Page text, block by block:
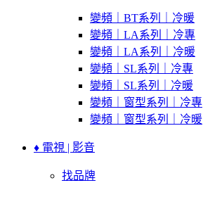
變頻｜BT系列｜冷暖
變頻｜LA系列｜冷專
變頻｜LA系列｜冷暖
變頻｜SL系列｜冷專
變頻｜SL系列｜冷暖
變頻｜窗型系列｜冷專
變頻｜窗型系列｜冷暖
♦ 電視 | 影音
找品牌